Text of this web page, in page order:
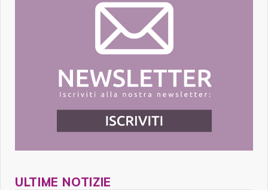
ULTIME NOTIZIE